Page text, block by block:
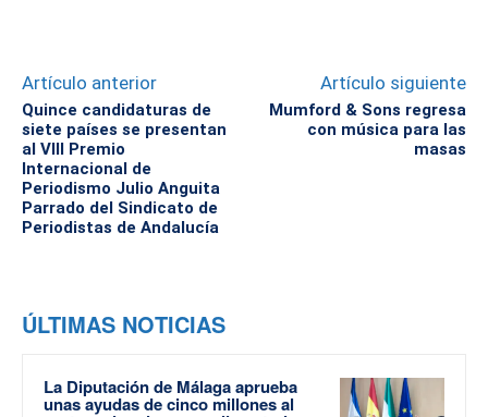
Artículo anterior
Quince candidaturas de
siete países se presentan
al VIII Premio
Internacional de
Periodismo Julio Anguita
Parrado del Sindicato de
Periodistas de Andalucía
Artículo siguiente
Mumford & Sons regresa
con música para las
masas
ÚLTIMAS NOTICIAS
La Diputación de Málaga aprueba
unas ayudas de cinco millones al